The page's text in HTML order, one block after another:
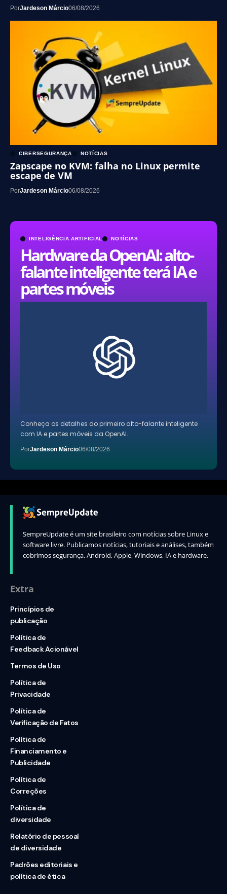
INTELIGÊNCIA ARTIFICIAL NOTÍCIAS
Hardware da OpenAI: alto-
falante inteligente terá IA e
partes móveis
Conheça os detalhes do primeiro alto-falante inteligente
com IA e partes móveis da OpenAI.
PorJardeson Márcio06/08/2026
PorJardeson Márcio06/08/2026
CIBERSEGURANÇA NOTÍCIAS
Zapscape no KVM: falha no Linux permite
escape de VM
PorJardeson Márcio06/08/2026
SempreUpdate é um site brasileiro com notícias sobre Linux e
software livre. Publicamos notícias, tutoriais e análises, também
cobrimos segurança, Android, Apple, Windows, IA e hardware.
Extra
Princípios de
publicação
Política de
Feedback Acionável
Termos de Uso
Política de
Privacidade
Política de
Verificação de Fatos
Política de
Financiamento e
Publicidade
Política de
Correções
Política de
diversidade
Relatório de pessoal
de diversidade
Padrões editoriais e
política de ética